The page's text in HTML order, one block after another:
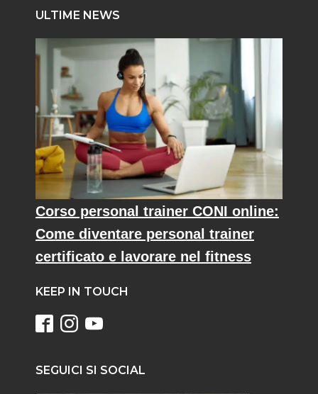
ULTIME NEWS
Corso personal trainer CONI online:
Come diventare personal trainer
certificato e lavorare nel fitness
KEEP IN TOUCH
SEGUICI SI SOCIAL